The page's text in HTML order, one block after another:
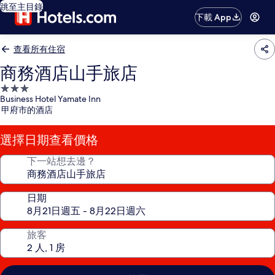
跳至主目錄
下載 App
查看所有住宿
商務酒店山手旅店
3.0
星
級
住
宿
Business Hotel Yamate Inn
甲府市的酒店
選擇日期查看價格
下一站想去邊？
日期
旅客